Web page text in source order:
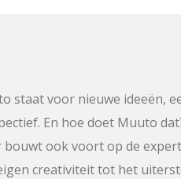
staat voor nieuwe ideeën,
En hoe doet Muuto
bouwt ook voort op de
creativiteit tot het